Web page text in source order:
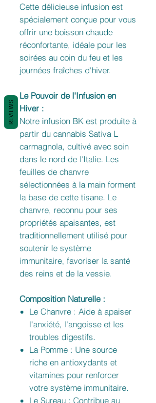
Cette délicieuse infusion est
spécialement conçue pour vous
offrir une boisson chaude
réconfortante, idéale pour les
soirées au coin du feu et les
journées fraîches d'hiver.
Le Pouvoir de l'Infusion en
Hiver :
Notre infusion BK est produite à
partir du cannabis Sativa L
carmagnola, cultivé avec soin
dans le nord de l'Italie. Les
feuilles de chanvre
sélectionnées à la main forment
la base de cette tisane. Le
chanvre, reconnu pour ses
propriétés apaisantes, est
traditionnellement utilisé pour
soutenir le système
immunitaire, favoriser la santé
des reins et de la vessie.
Composition Naturelle :
Le Chanvre : Aide à apaiser
l'anxiété, l'angoisse et les
troubles digestifs.
La Pomme : Une source
riche en antioxydants et
vitamines pour renforcer
votre système immunitaire.
Le Sureau : Contribue au
REVIEWS